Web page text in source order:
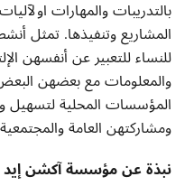
بالتدريبات والمهارات
المشاريع وتنفيذها. تمثل
للنساء للتعبير عن أنفسهن
والمعلومات مع بعضهن
المؤسسات المحلية لتسهيل
ومشاركتهن العامة
نبذة عن مؤسسة آكشن إيد